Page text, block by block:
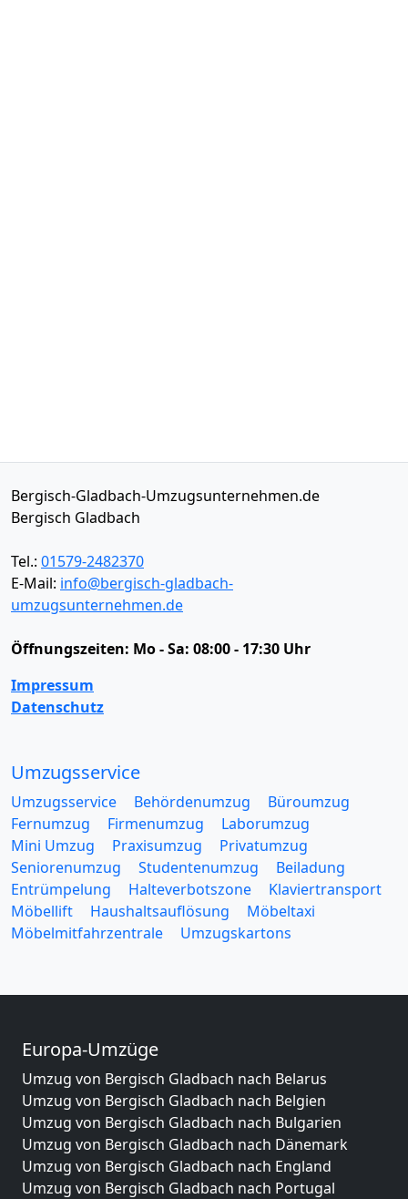
Bergisch-Gladbach-Umzugsunternehmen.de
Bergisch Gladbach
Tel.: 01579-2482370
E-Mail: info@bergisch-gladbach-
umzugsunternehmen.de
Öffnungszeiten: Mo - Sa: 08:00 - 17:30 Uhr
Impressum
Datenschutz
Umzugsservice
Umzugsservice Behördenumzug
Büroumzug
Fernumzug
Firmenumzug
Laborumzug
Mini Umzug
Praxisumzug
Privatumzug
Seniorenumzug
Studentenumzug
Beiladung
Entrümpelung
Halteverbotszone
Klaviertransport
Möbellift
Haushaltsauflösung
Möbeltaxi
Möbelmitfahrzentrale
Umzugskartons
Europa-Umzüge
Umzug von Bergisch Gladbach nach Belarus
Umzug von Bergisch Gladbach nach Belgien
Umzug von Bergisch Gladbach nach Bulgarien
Umzug von Bergisch Gladbach nach Dänemark
Umzug von Bergisch Gladbach nach England
Umzug von Bergisch Gladbach nach Portugal